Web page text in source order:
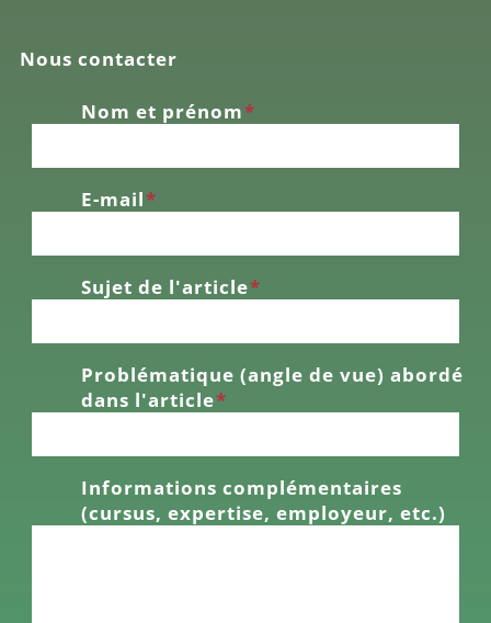
Nous contacter
Nom et prénom*
E-mail*
Sujet de l'article*
Problématique (angle de vue) abordé
dans l'article*
Informations complémentaires
(cursus, expertise, employeur, etc.)